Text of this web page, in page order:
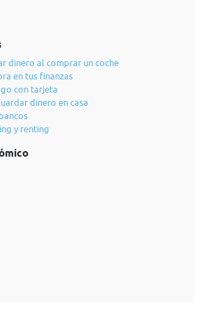
dinero al comprar un coche
en tus finanzas
con tarjeta
dinero en casa
y renting